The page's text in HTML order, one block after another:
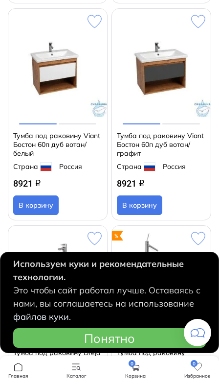
Тумба под раковину Viant
Бостон 60п дуб вотан/
белый
Страна
Россия
8921 q
В корзину
Тумба под раковину Viant
Бостон 60п дуб вотан/
графит
Страна
Россия
8921 q
В корзину
Тумба под раковину Dreja
Perfecto 70 см белый
глянец/дуб эврика
Тумба под раковину
Aqwella Classic Леон-МР
40 белый глянец
Используем куки и рекомендательные
технологии.
Это чтобы сайт работал лучше. Оставаясь с
нами, вы соглашаетесь на использование
файлов куки.
Понятно
Главная Каталог
0
Корзина
0
Избранное